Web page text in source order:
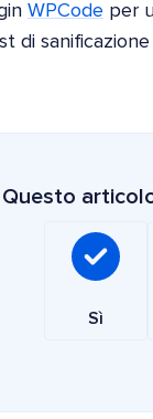
WPCode per
di
Questo
Sì